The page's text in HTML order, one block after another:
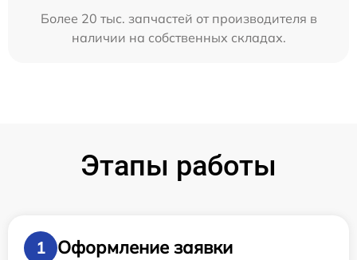
Более 20 тыс. запчастей от производителя в
наличии на собственных складах.
Этапы работы
1
Оформление заявки